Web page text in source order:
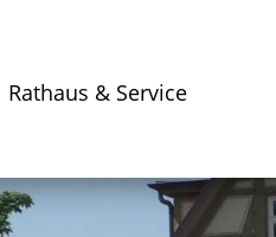
Rathaus & Service